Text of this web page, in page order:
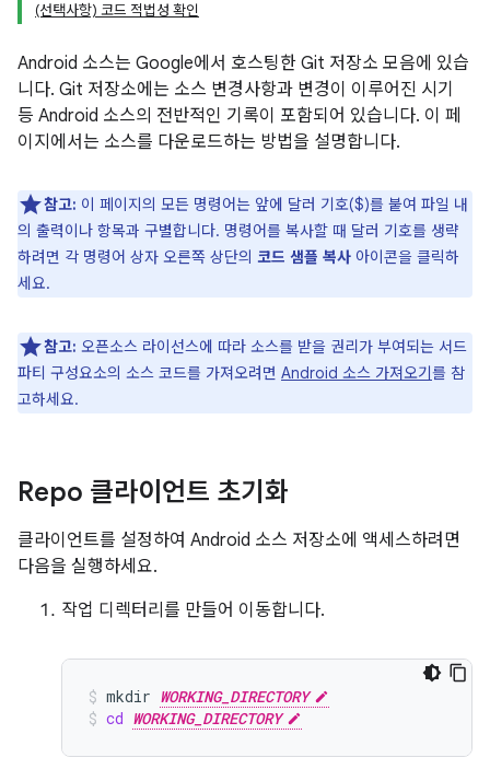
(선택사항) 코드 적법성 확인
Android 소스는 Google에서 호스팅한 Git 저장소 모음에 있습
니다. Git 저장소에는 소스 변경사항과 변경이 이루어진 시기
등 Android 소스의 전반적인 기록이 포함되어 있습니다. 이 페
이지에서는 소스를 다운로드하는 방법을 설명합니다.
참고: 이 페이지의 모든 명령어는 앞에 달러 기호($)를 붙여 파일 내
의 출력이나 항목과 구별합니다. 명령어를 복사할 때 달러 기호를 생략
하려면 각 명령어 상자 오른쪽 상단의 코드 샘플 복사 아이콘을 클릭하
세요.
참고: 오픈소스 라이선스에 따라 소스를 받을 권리가 부여되는 서드
파티 구성요소의 소스 코드를 가져오려면 Android 소스 가져오기를 참
고하세요.
Repo 클라이언트 초기화
클라이언트를 설정하여 Android 소스 저장소에 액세스하려면
다음을 실행하세요.
작업 디렉터리를 만들어 이동합니다.
mkdir WORKING_DIRECTORY
cd WORKING_DIRECTORY